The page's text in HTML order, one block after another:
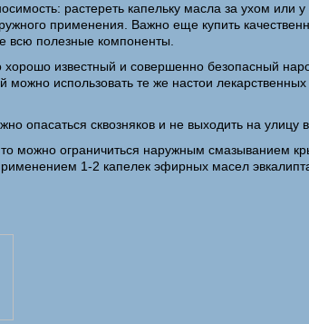
растереть капельку масла за ухом или у
применения. Важно еще купить
всю полезные компоненты.
известный и совершенно безопасный
использовать те же настои
опасаться сквозняков и не выходить на улицу
можно ограничиться наружным смазыванием
1-2 капелек эфирных масел